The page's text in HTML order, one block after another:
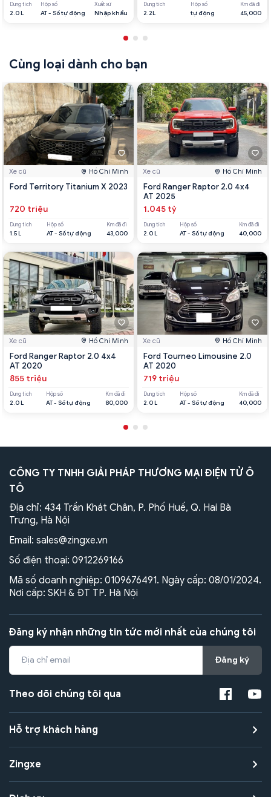
Dung tích
2.0 L
Hộp số
AT - Số tự động
Xuất xứ
Nhập khẩu
Dung tích
2.2L
Hộp số
tự động
Km đã đi
45,000
Cùng loại dành cho bạn
Xe cũ Hồ Chí Minh
Ford Territory Titanium X 2023
720 triệu
Dung tích
1.5 L
Hộp số
AT - Số tự động
Km đã đi
43,000
Xe cũ Hồ Chí Minh
Ford Ranger Raptor 2.0 4x4
AT 2020
855 triệu
Dung tích
2.0 L
Hộp số
AT - Số tự động
Km đã đi
80,000
Xe cũ Hồ Chí Minh
Ford Ranger Raptor 2.0 4x4
AT 2025
1.045 tỷ
Dung tích
2.0 L
Hộp số
AT - Số tự động
Km đã đi
40,000
Xe cũ Hồ Chí Minh
Ford Tourneo Limousine 2.0
AT 2020
719 triệu
Dung tích
2.0 L
Hộp số
AT - Số tự động
Km đã đi
40,000
CÔNG TY TNHH GIẢI PHÁP THƯƠNG MẠI ĐIỆN TỬ Ô
TÔ
Địa chỉ: 434 Trần Khát Chân, P. Phố Huế, Q. Hai Bà
Trưng, Hà Nội
Email: sales@zingxe.vn
Số điện thoại: 0912269166
Mã số doanh nghiệp: 0109676491. Ngày cấp: 08/01/2024.
Nơi cấp: SKH & ĐT TP. Hà Nội
Đăng ký nhận những tin tức mới nhất của chúng tôi
Đăng ký
Theo dõi chúng tôi qua
Hỗ trợ khách hàng
Zingxe